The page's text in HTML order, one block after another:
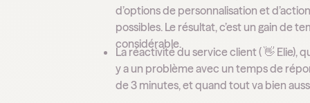
d’options de personnalisation et
possibles. Le résultat, c’est un gain de
considérable.
La réactivité du service client ( 👋 Elie),
y a un problème avec un temps de
de 3 minutes, et quand tout va bien